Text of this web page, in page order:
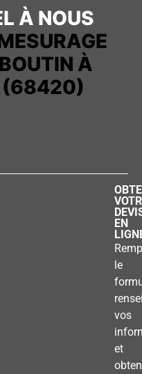
À NOUS
À
(68420)
EN
le
vos
et